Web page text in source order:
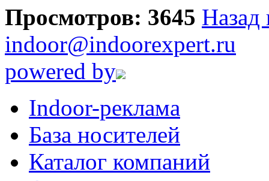
Просмотров: 3645 Назад
indoor@indoorexpert.ru
powered by
Indoor-реклама
База носителей
Каталог компаний